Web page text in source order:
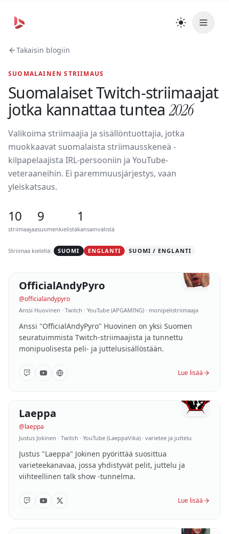
PRODUCT
Ad Formats
Live Demo
Analytics
Twitch Ads
YouTube Ads
Kick Ads
Case Studies
Press
About Us
I am a Streamer
Takaisin blogiin
SUOMALAINEN STRIIMAUS
Suomalaiset Twitch-striimaajat
jotka kannattaa tuntea 2026
Valikoima striimaajia ja sisällöntuottajia, jotka
muokkaavat suomalaista striimausskeneä -
kilpapelaajista IRL-persooniin ja YouTube-
veteraaneihin. Ei paremmuusjärjestys, vaan
yleiskatsaus.
10
striimaajaa
9
suomenkielistä
1
kansainvälistä
Striimaa kielellä: SUOMI ENGLANTI
SUOMI / ENGLANTI
01/10 SUOMI
OfficialAndyPyro
@officialandypyro
Anssi Huovinen · Twitch · YouTube (APGAMING) · monipelistriimaaja
Anssi "OfficialAndyPyro" Huovinen on yksi Suomen
seuratuimmista Twitch-striimaajista ja tunnettu
monipuolisesta peli- ja juttelusisällöstään.
Lue lisää
02/10 SUOMI
Laeppa
@laeppa
Justus Jokinen · Twitch · YouTube (LaeppaVika) · varietee ja juttelu
Justus "Laeppa" Jokinen pyörittää suosittua
varieteekanavaa, jossa yhdistyvät pelit, juttelu ja
viihteellinen talk show -tunnelma.
Lue lisää